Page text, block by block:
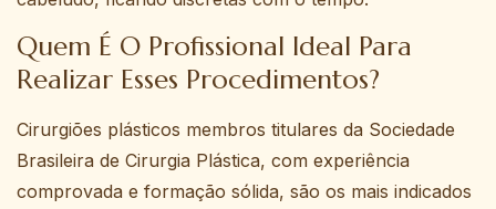
Quem É O Profissional Ideal Para
Realizar Esses Procedimentos?
Cirurgiões plásticos membros titulares da Sociedade
Brasileira de Cirurgia Plástica, com experiência
comprovada e formação sólida, são os mais indicados